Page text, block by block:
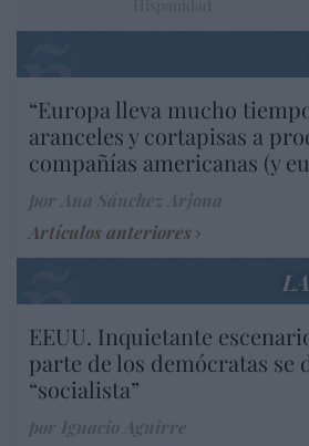
“Europa lleva mucho
aranceles y cortapisas a
compañías americanas (y
Artículos anteriores
EEUU. Inquietante
parte de los demócratas se
“socialista”